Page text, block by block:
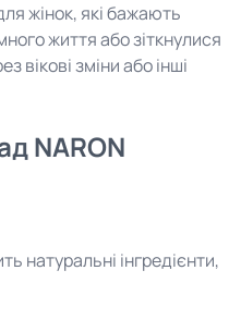
жінок, які бажають
життя або зіткнулися
вікові зміни або інші
NARON
натуральні інгредієнти,